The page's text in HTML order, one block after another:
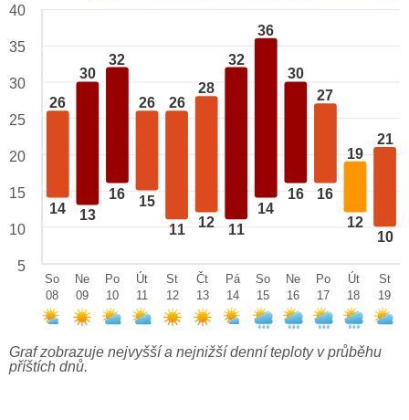
26
14
30
13
32
16
26
15
26
11
28
12
32
11
36
14
30
16
27
16
19
12
21
10
40
35
30
25
20
15
10
5
So
08
Ne
09
Po
10
Út
11
St
12
Čt
13
Pá
14
So
15
Ne
16
Po
17
Út
18
St
19
Graf zobrazuje nejvyšší a nejnižší denní teploty v průběhu
příštích dnů.